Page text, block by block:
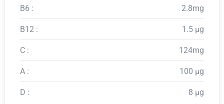
B6 : 2.8mg
B12 : 1.5 μg
C : 124mg
A : 100 μg
D : 8 μg